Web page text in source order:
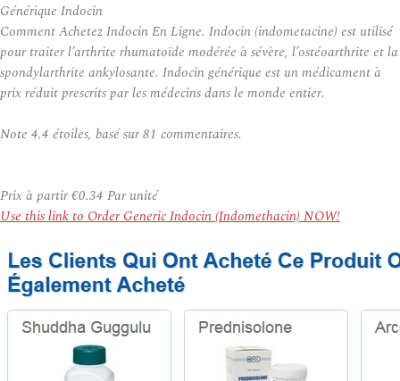
Générique Indocin
Comment Achetez Indocin En Ligne. Indocin (indometacine) est utilisé
pour traiter l’arthrite rhumatoïde modérée à sévère, l’ostéoarthrite et la
spondylarthrite ankylosante. Indocin générique est un médicament à
prix réduit prescrits par les médecins dans le monde entier.
Note 4.4 étoiles, basé sur81 commentaires.
Prix à partir€0.34 Par unité
Use this link to Order Generic Indocin (Indomethacin) NOW!